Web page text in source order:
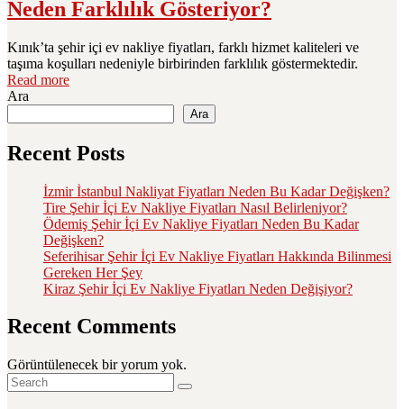
Neden Farklılık Gösteriyor?
Kınık’ta şehir içi ev nakliye fiyatları, farklı hizmet kaliteleri ve
taşıma koşulları nedeniyle birbirinden farklılık göstermektedir.
Read more
Ara
Ara
Recent Posts
İzmir İstanbul Nakliyat Fiyatları Neden Bu Kadar Değişken?
Tire Şehir İçi Ev Nakliye Fiyatları Nasıl Belirleniyor?
Ödemiş Şehir İçi Ev Nakliye Fiyatları Neden Bu Kadar
Değişken?
Seferihisar Şehir İçi Ev Nakliye Fiyatları Hakkında Bilinmesi
Gereken Her Şey
Kiraz Şehir İçi Ev Nakliye Fiyatları Neden Değişiyor?
Recent Comments
Görüntülenecek bir yorum yok.